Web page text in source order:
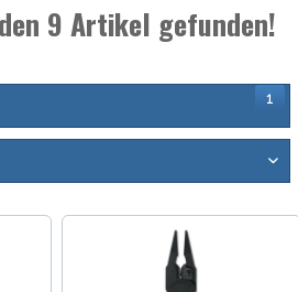
9 Artikel gefunden!
1